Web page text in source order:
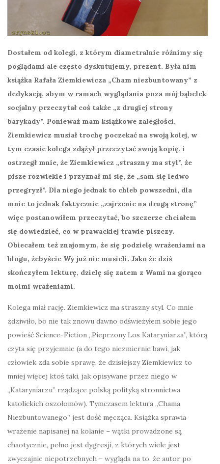
Dostałem od kolegi, z którym diametralnie różnimy się
poglądami ale często dyskutujemy, prezent. Była nim
książka Rafała Ziemkiewicza „Cham niezbuntowany” z
dedykacją, abym w ramach wyglądania poza mój bąbelek
socjalny przeczytał coś także „z drugiej strony
barykady”. Ponieważ mam książkowe zaległości,
Ziemkiewicz musiał trochę poczekać na swoją kolej, w
tym czasie kolega zdążył przeczytać swoją kopię, i
ostrzegł mnie, że Ziemkiewicz „straszny ma styl”, że
pisze rozwlekle i przyznał mi się, że „sam się ledwo
przegryzł”. Dla niego jednak to chleb powszedni, dla
mnie to jednak faktycznie „zajrzenie na drugą stronę”
więc postanowiłem przeczytać, bo szczerze chciałem
się dowiedzieć, co w prawackiej trawie piszczy.
Obiecałem też znajomym, że się podzielę wrażeniami na
blogu, żebyście Wy już nie musieli. Jako że dziś
skończyłem lekturę, dzielę się zatem z Wami na gorąco
moimi wrażeniami.
Kolega miał rację. Ziemkiewicz ma straszny styl. Co mnie
zdziwiło, bo nie tak znowu dawno odświeżyłem sobie jego
powieść Science-Fiction „Pieprzony Los Kataryniarza”, którą
czyta się przyjemnie (a do tego niezmiernie bawi, jak
człowiek zda sobie sprawę, że dzisiejszy Ziemkiewicz to
mniej więcej ktoś taki, jak opisywane przez niego w
„Kataryniarzu” rządzące polską polityką stronnictwa
katolickich oszołomów). Tymczasem lektura „Chama
Niezbuntowanego” jest dość męcząca. Książka sprawia
wrażenie napisanej na kolanie – wątki prowadzone są
chaotycznie, pełno jest dygresji, z których wiele jest
zwyczajnie niepotrzebnych – wygląda na to, że autor po